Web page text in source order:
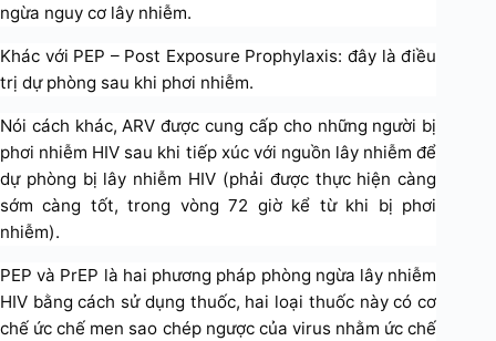
ngừa nguy cơ lây nhiễm.
Khác với PEP – Post Exposure Prophylaxis: đây là điều
trị dự phòng sau khi phơi nhiễm.
Nói cách khác, ARV được cung cấp cho những người bị
phơi nhiễm HIV sau khi tiếp xúc với nguồn lây nhiễm để
dự phòng bị lây nhiễm HIV (phải được thực hiện càng
sớm càng tốt, trong vòng 72 giờ kể từ khi bị phơi
nhiễm).
PEP và PrEP là hai phương pháp phòng ngừa lây nhiễm
HIV bằng cách sử dụng thuốc, hai loại thuốc này có cơ
chế ức chế men sao chép ngược của virus nhằm ức chế